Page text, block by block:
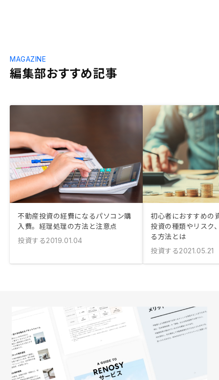
編集部おすすめ記事
MAGAZINE
不動産投資の経費になるパソコン購
入費。経理処理の方法と注意点
投資する2019.01.04
初心者におすすめの
投資の種類やリスク
る方法とは
投資する2021.05.21